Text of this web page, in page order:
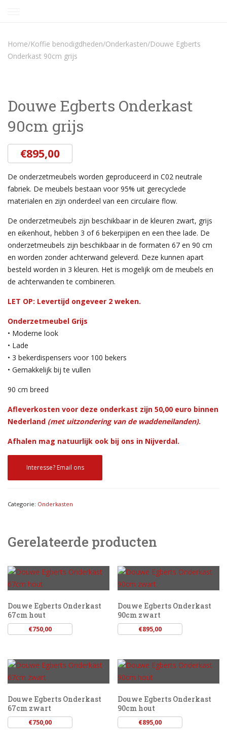
Home/Koffie benodigdheden/Onderkasten/Douwe Egberts
Onderkast 90cm grijs
Douwe Egberts Onderkast
90cm grijs
€895,00
De onderzetmeubels worden geproduceerd in C02 neutrale
fabriek. De meubels bestaan voor 95% uit gerecyclede
materialen en zijn onderdeel van een circulaire flow.
De onderzetmeubels zijn beschikbaar in de kleuren zwart, grijs
en eikenhout, hebben 3 of 6 bekerpijpen en een thee lade. De
onderzetmeubels zijn beschikbaar in de formaten 67 en 90 cm
en worden zonder achterwand geleverd. Deze kunnen apart
besteld worden in 3 kleuren. Het is mogelijk om de meubels en
de achterwanden te combineren.
LET OP: Levertijd ongeveer 2 weken.
Onderzetmeubel Grijs
• Moderne look
• Lade
• 3 bekerdispensers voor 100 bekers
• Gemakkelijk bij te vullen
90 cm breed
Afleverkosten voor deze onderkast zijn 50,00 euro binnen
Nederland (met uitzondering van de waddeneilanden).
Afhalen mag natuurlijk ook bij ons in Nijverdal.
Interesse? Email ons
Categorie: Onderkasten
Gerelateerde producten
Douwe Egberts Onderkast
67cm hout
€750,00
Douwe Egberts Onderkast
90cm zwart
€895,00
Douwe Egberts Onderkast
67cm zwart
€750,00
Douwe Egberts Onderkast
90cm hout
€895,00